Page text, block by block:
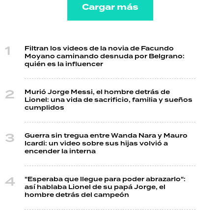
Cargar más
Filtran los videos de la novia de Facundo
Moyano caminando desnuda por Belgrano:
quién es la influencer
Murió Jorge Messi, el hombre detrás de
Lionel: una vida de sacrificio, familia y sueños
cumplidos
Guerra sin tregua entre Wanda Nara y Mauro
Icardi: un video sobre sus hijas volvió a
encender la interna
"Esperaba que llegue para poder abrazarlo":
así hablaba Lionel de su papá Jorge, el
hombre detrás del campeón